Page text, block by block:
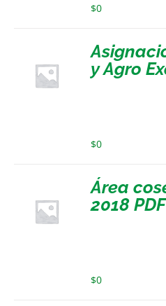
$0
y Agro
$0
Área
2018 PDF
$0